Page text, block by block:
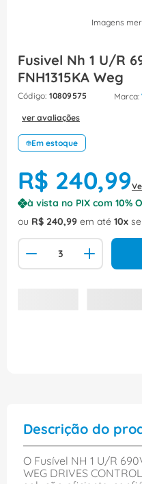
Imagens
Fusivel Nh 1 U/R
FNH1315KA Weg
: 10809575
ver avaliações
Em estoque
R$ 240,99
à vista no PIX com 10%
ou R$ 240,99 em até 10
Descrição do
O Fusível NH 1 U/R
WEG DRIVES